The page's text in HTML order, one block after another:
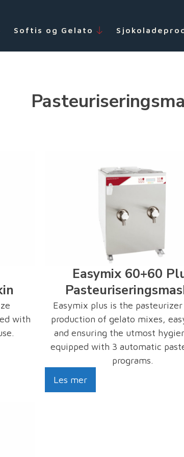
Softis og Gelato
with
Easymix 60+60
Easymix plus is the
production of gelato mixes,
and ensuring the utmost
equipped with 3 automatic
programs.
Les mer